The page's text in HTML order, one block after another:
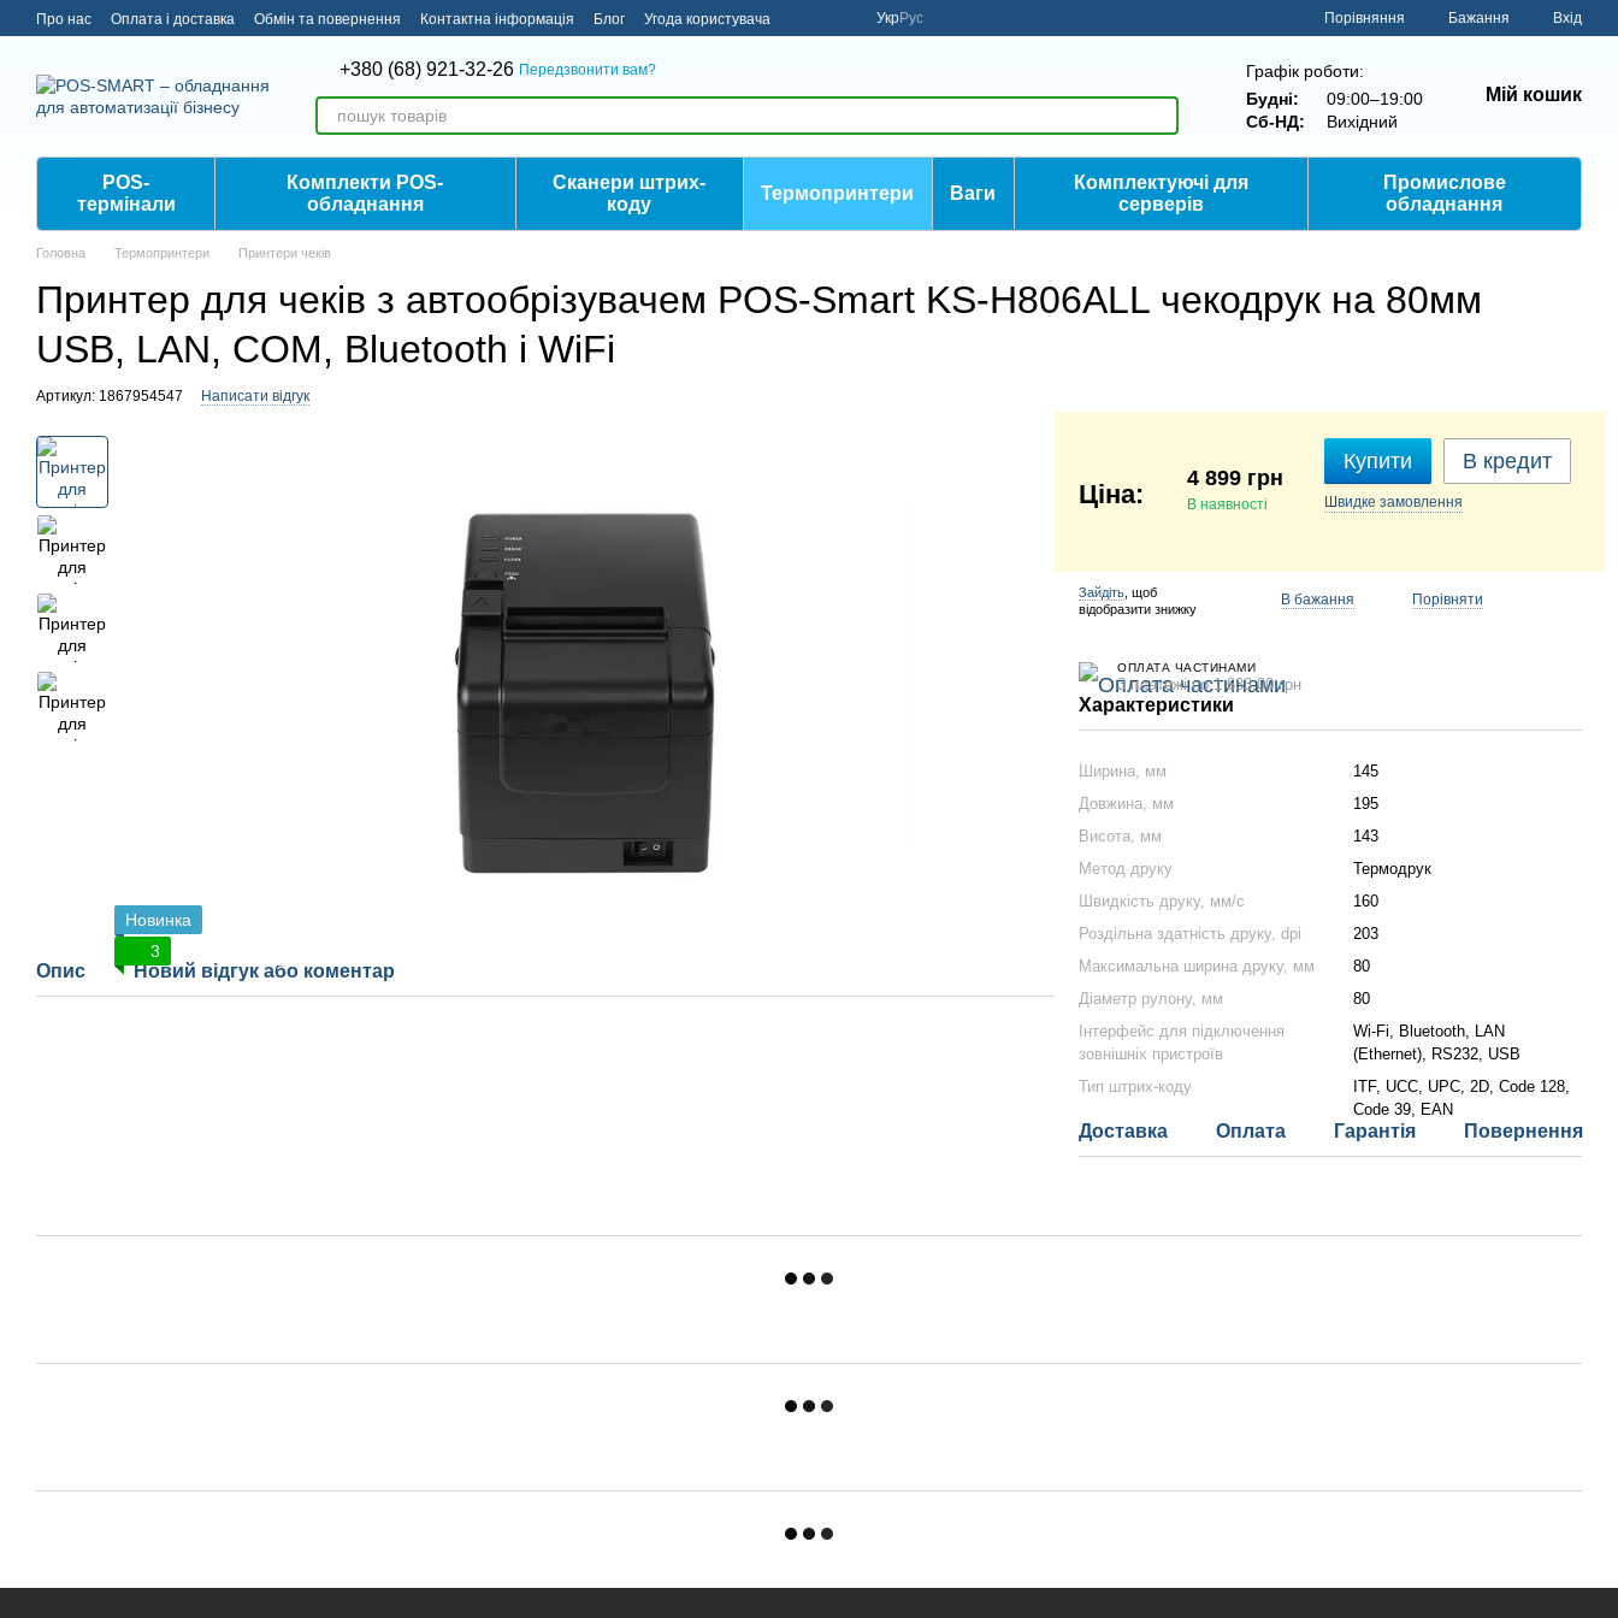
Перейти до основного контенту
Про нас Оплата і доставка Обмін та повернення Контактна інформація Блог Угода користувача УкрРус Порівняння Бажання Вхід
+380 (68) 921-32-26 Передзвонити вам?
Графік роботи:
Будні:
09:00–19:00
Сб-НД:
Вихідний
Мій кошик
POS-
термінали
Комплекти POS-
обладнання
Сканери штрих-
коду
Термопринтери Ваги
Комплектуючі для
серверів
Промислове
обладнання
Головна Термопринтери Принтери чеків
Принтер для чеків з автообрізувачем POS-Smart KS-H806ALL чекодрук на 80мм
USB, LAN, COM, Bluetooth і WiFi
Артикул: 1867954547 Написати відгук
Новинка
3
Опис Новий відгук або коментар
4 899 грн
В наявності
Купити В кредит
Швидке замовлення
Зайдіть , щоб
відобразити знижку
В бажання Порівняти
ОПЛАТА ЧАСТИНАМИ
3 платежі по 1 633.00 грн
Характеристики
Ширина, мм
145
Довжина, мм
195
Висота, мм
143
Метод друку
Термодрук
Швидкість друку, мм/с
160
Роздільна здатність друку, dpi
203
Максимальна ширина друку, мм
80
Діаметр рулону, мм
80
Інтерфейс для підключення
зовнішніх пристроїв
Wi-Fi, Bluetooth, LAN
(Ethernet), RS232, USB
Тип штрих-коду
ITF, UCC, UPC, 2D, Code 128,
Code 39, EAN
Доставка Оплата Гарантія Повернення